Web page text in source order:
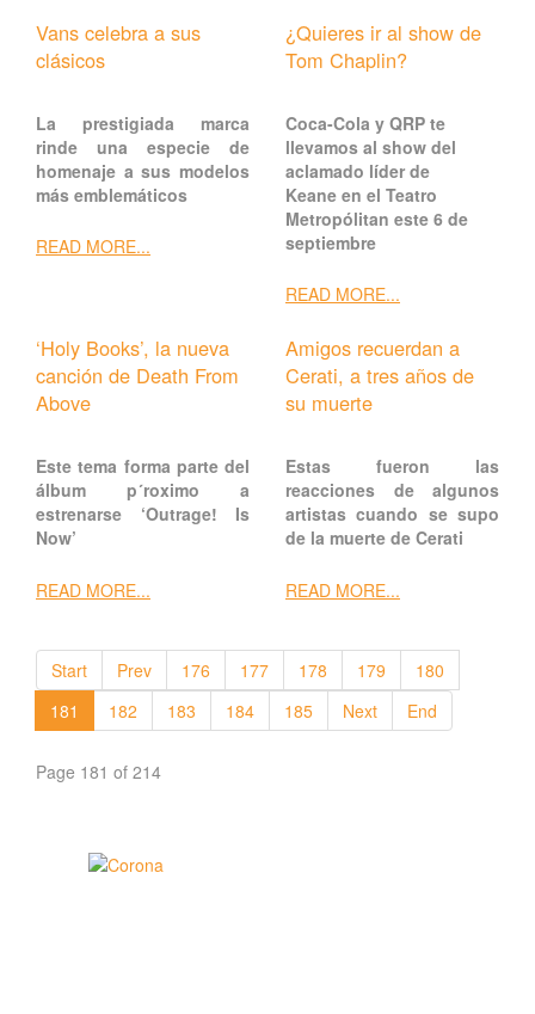
Vans celebra a sus
clásicos
La prestigiada marca
rinde una especie de
homenaje a sus modelos
más emblemáticos
READ MORE...
¿Quieres ir al show de
Tom Chaplin?
Coca-Cola y QRP te
llevamos al show del
aclamado líder de
Keane en el Teatro
Metropólitan este 6 de
septiembre
READ MORE...
‘Holy Books’, la nueva
canción de Death From
Above
Este tema forma parte del
álbum p´roximo a
estrenarse ‘Outrage! Is
Now’
READ MORE...
Amigos recuerdan a
Cerati, a tres años de
su muerte
Estas fueron las
reacciones de algunos
artistas cuando se supo
de la muerte de Cerati
READ MORE...
Start Prev 176 177 178 179
180
181
182 183 184 185 Next End
Page 181 of 214